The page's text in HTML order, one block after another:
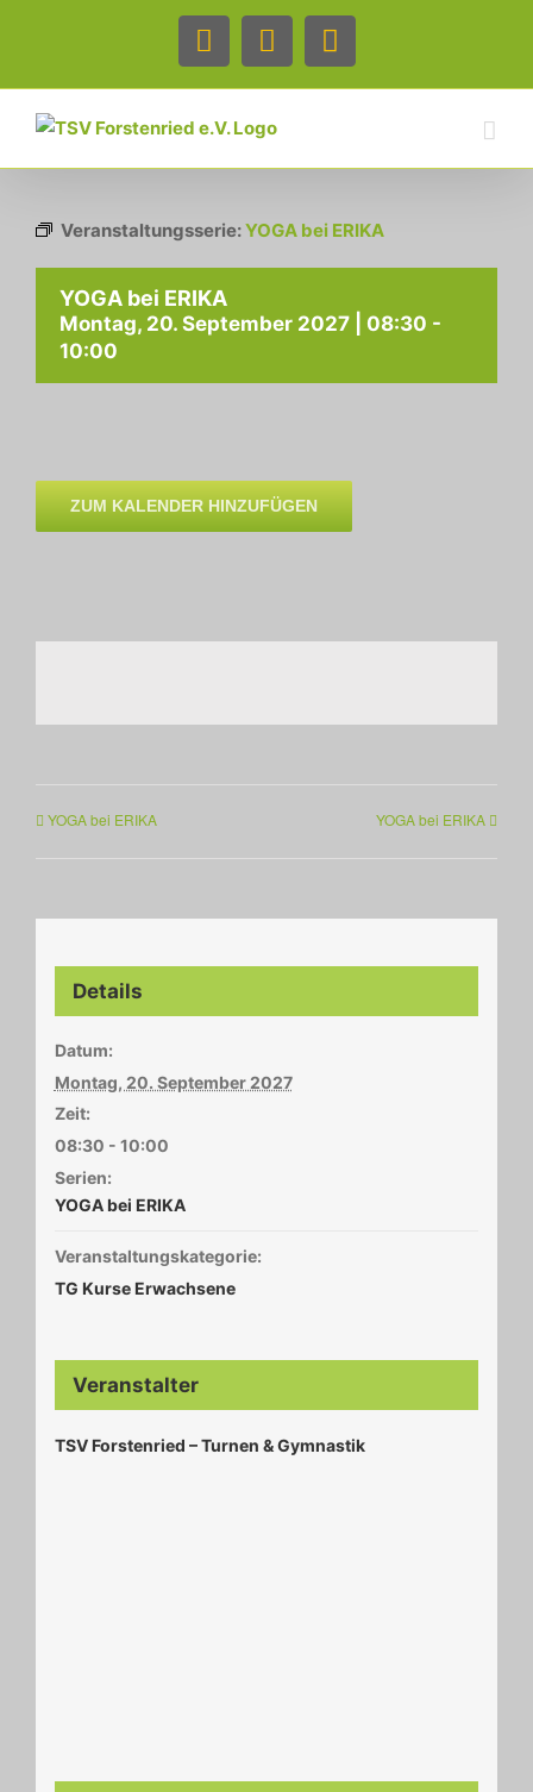
FacebookInstagram
Telefon
Veranstaltungsserie:YOGA bei ERIKA
YOGA bei ERIKA
Montag, 20. September 2027 | 08:30 -
10:00
ZUM KALENDER HINZUFÜGEN
YOGA bei ERIKA YOGA bei ERIKA
Details
Datum:
Montag, 20. September 2027
Zeit:
08:30 - 10:00
Serien:
YOGA bei ERIKA
Veranstaltungskategorie:
TG Kurse Erwachsene
Veranstalter
TSV Forstenried – Turnen & Gymnastik